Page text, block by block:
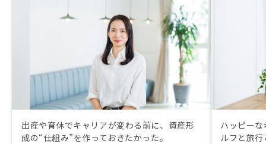
出産や育休でキャリアが変わる前に、資産形
成の“仕組み”を作っておきたかった。
ハッピー
ルフと旅